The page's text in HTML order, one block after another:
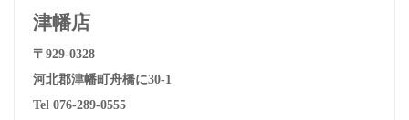
津幡店
〒929-0328
河北郡津幡町舟橋に30-1
Tel 076-289-0555